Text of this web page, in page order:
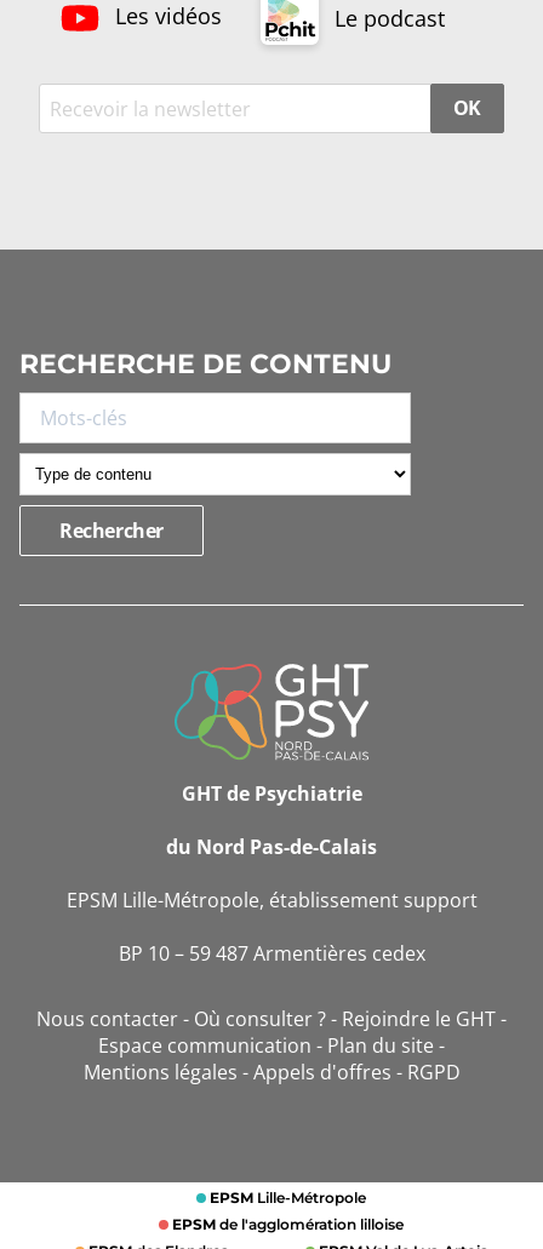
EPSM Lille-Métropole
EPSM de l'agglomération lilloise
Les vidéos Le podcast
OK
RECHERCHE DE CONTENU
INFORMATIONS
GHT de Psychiatrie
du Nord Pas-de-Calais
EPSM Lille-Métropole, établissement support
BP 10 – 59 487 Armentières cedex
Nous contacter Où consulter ?
Rejoindre le GHT
Espace communication
Plan du site
Mentions légales
Appels d'offres RGPD